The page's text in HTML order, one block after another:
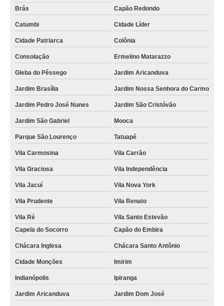
Brás
Capão Redondo
Catumbi Cidade Líder
Cidade Patriarca Colônia
Consolação Ermelino Matarazzo
Gleba do Pêssego Jardim Aricanduva
Jardim Brasília Jardim Nossa Senhora do Carmo
Jardim Pedro José Nunes Jardim São Cristóvão
Jardim São Gabriel Mooca
Parque São Lourenço Tatuapé
Vila Carmosina Vila Carrão
Vila Graciosa Vila Independência
Vila Jacuí Vila Nova York
Vila Prudente Vila Renato
Vila Ré
Vila Santo Estevão
Capela do Socorro
Capão do Embira
Chácara Inglesa Chácara Santo Antônio
Cidade Monções Imirim
Indianópolis Ipiranga
Jardim Aricanduva Jardim Dom José